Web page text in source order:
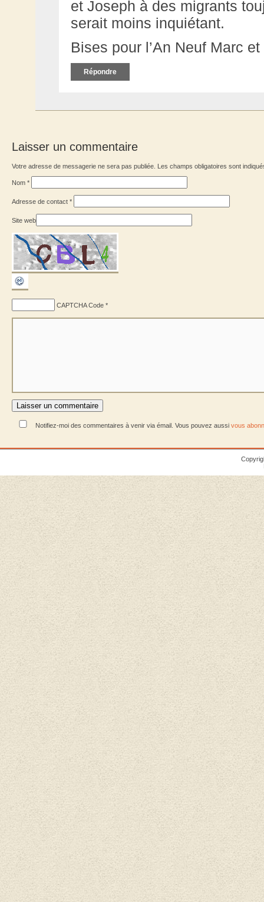
et Joseph à des migrants
serait moins inquiétant.
Bises pour l’An Neuf Marc
Répondre
Laisser un commentaire
Votre adresse de messagerie ne sera pas publiée. Les champs obligatoires sont
Nom *
Adresse de contact *
Site web
CAPTCHA Code *
Notifiez-moi des commentaires à venir via émail. Vous pouvez aussi vous